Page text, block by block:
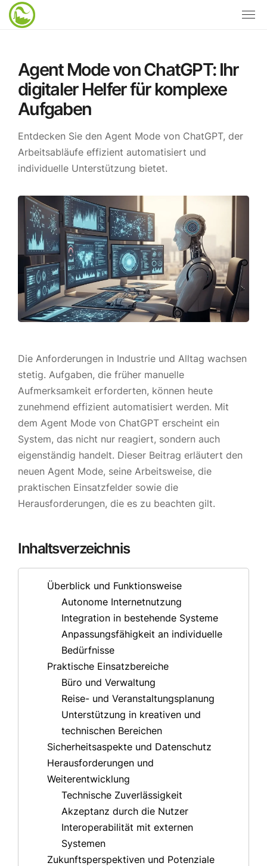
Agent Mode von ChatGPT: Ihr
digitaler Helfer für komplexe
Aufgaben
Entdecken Sie den Agent Mode von ChatGPT, der
Arbeitsabläufe effizient automatisiert und
individuelle Unterstützung bietet.
Die Anforderungen in Industrie und Alltag wachsen
stetig. Aufgaben, die früher manuelle
Aufmerksamkeit erforderten, können heute
zunehmend effizient automatisiert werden. Mit
dem Agent Mode von ChatGPT erscheint ein
System, das nicht nur reagiert, sondern auch
eigenständig handelt. Dieser Beitrag erläutert den
neuen Agent Mode, seine Arbeitsweise, die
praktischen Einsatzfelder sowie die
Herausforderungen, die es zu beachten gilt.
Inhaltsverzeichnis
Überblick und Funktionsweise
Autonome Internetnutzung
Integration in bestehende Systeme
Anpassungsfähigkeit an individuelle
Bedürfnisse
Praktische Einsatzbereiche
Büro und Verwaltung
Reise- und Veranstaltungsplanung
Unterstützung in kreativen und
technischen Bereichen
Sicherheitsaspekte und Datenschutz
Herausforderungen und
Weiterentwicklung
Technische Zuverlässigkeit
Akzeptanz durch die Nutzer
Interoperabilität mit externen
Systemen
Zukunftsperspektiven und Potenziale